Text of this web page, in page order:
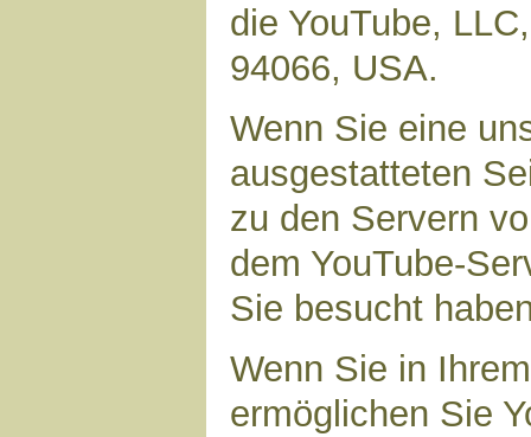
die YouTube,
94066, USA.
Wenn Sie eine
ausgestatteten
zu den Servern
dem YouTube-
Sie besucht
Wenn Sie in
ermöglichen Sie